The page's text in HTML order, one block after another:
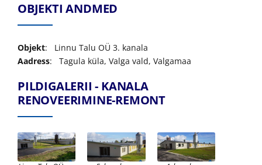
OBJEKTI ANDMED
Objekt: Linnu Talu OÜ 3. kanala
Aadress: Tagula küla, Valga vald, Valgamaa
PILDIGALERII - KANALA
RENOVEERIMINE-REMONT